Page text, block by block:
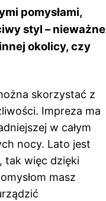
pomysłami,
styl – nieważne
okolicy, czy
skorzystać z
Impreza ma
w całym
nocy. Lato jest
tak więc dzięki
masz